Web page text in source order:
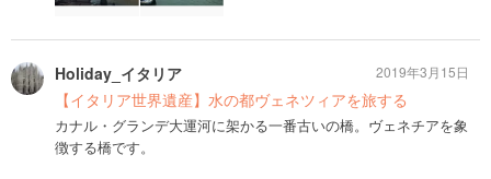
Holiday_イタリア
【イタリア世界遺産】水の都ヴェネツィアを旅する
カナル・グランデ大運河に架かる一番古いの橋​。ヴェネチアを象
徴する橋です。
2019年3月15日